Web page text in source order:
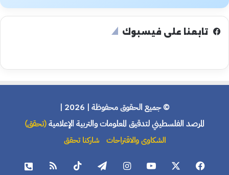
تابعنا على فيسبوك
© جميع الحقوق محفوظة | 2026 |
المرصد الفلسطيني لتدقيق المعلومات والتربية الإعلامية(تحقق)
الشكاوى والاقتراحات شاركنا تحقق
فيسبوك يوتيوب انستقرام تيلقرام ‫TikTok ملخص